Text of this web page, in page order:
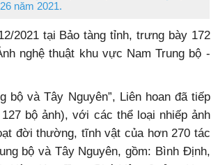
năm 2021.
2021 tại Bảo tàng tỉnh, trưng bày 172
nghệ thuật khu vực Nam Trung bộ -
và Tây Nguyên”, Liên hoan đã tiếp
bộ ảnh), với các thể loại nhiếp ảnh
đời thường, tĩnh vật của hơn 270 tác
bộ và Tây Nguyên, gồm: Bình Định,